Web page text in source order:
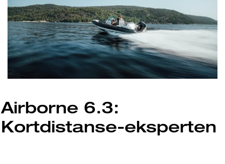
Airborne 6.3:
Kortdistanse-eksperten